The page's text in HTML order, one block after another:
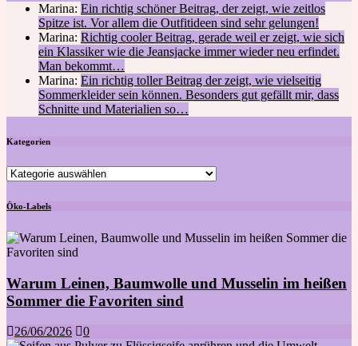
Marina: Ein richtig schöner Beitrag, der zeigt, wie zeitlos
Spitze ist. Vor allem die Outfitideen sind sehr gelungen!
Marina: Richtig cooler Beitrag, gerade weil er zeigt, wie sich
ein Klassiker wie die Jeansjacke immer wieder neu erfindet.
Man bekommt…
Marina: Ein richtig toller Beitrag der zeigt, wie vielseitig
Sommerkleider sein können. Besonders gut gefällt mir, dass
Schnitte und Materialien so…
Kategorien
Kategorien
Öko-Labels
Warum Leinen, Baumwolle und Musselin im heißen
Sommer die Favoriten sind
26/06/2026 0